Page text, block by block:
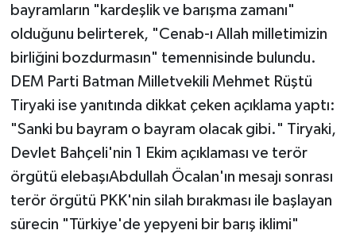
bayramların "kardeşlik ve barışma zamanı"
olduğunu belirterek, "Cenab-ı Allah milletimizin
birliğini bozdurmasın" temennisinde bulundu.
DEM Parti Batman Milletvekili Mehmet Rüştü
Tiryaki ise yanıtında dikkat çeken açıklama yaptı:
"Sanki bu bayram o bayram olacak gibi." Tiryaki,
Devlet Bahçeli'nin 1 Ekim açıklaması ve terör
örgütü elebaşıAbdullah Öcalan'ın mesajı sonrası
terör örgütü PKK'nin silah bırakması ile başlayan
sürecin "Türkiye'de yepyeni bir barış iklimi"